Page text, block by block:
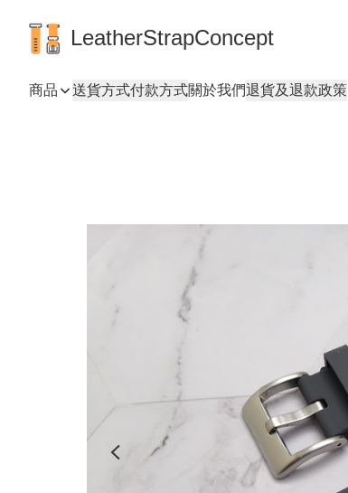
LeatherStrapConcept
商品 送貨方式付款方式關於我們退貨及退款政策